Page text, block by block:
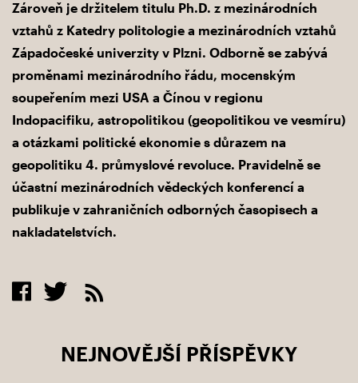
Zároveň je držitelem titulu Ph.D. z mezinárodních
vztahů z Katedry politologie a mezinárodních vztahů
Západočeské univerzity v Plzni. Odborně se zabývá
proměnami mezinárodního řádu, mocenským
soupeřením mezi USA a Čínou v regionu
Indopacifiku, astropolitikou (geopolitikou ve vesmíru)
a otázkami politické ekonomie s důrazem na
geopolitiku 4. průmyslové revoluce. Pravidelně se
účastní mezinárodních vědeckých konferencí a
publikuje v zahraničních odborných časopisech a
nakladatelstvích.
NEJNOVĚJŠÍ PŘÍSPĚVKY